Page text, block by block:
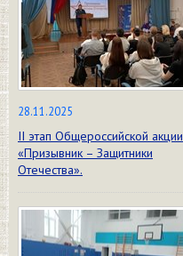
28.11.2025
II этап Общероссийской акции
«Призывник – Защитники
Отечества».